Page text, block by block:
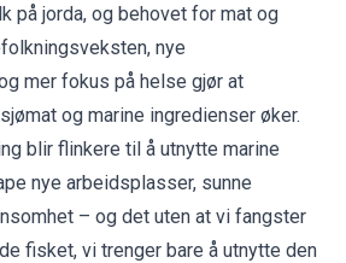
på jorda, og behovet for mat og
nye
mer fokus på helse gjør at
og marine ingredienser øker.
blir flinkere til å utnytte marine
nye arbeidsplasser, sunne
– og det uten at vi fangster
fisket, vi trenger bare å utnytte den